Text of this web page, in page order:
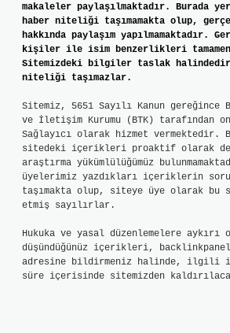
makaleler paylaşılmaktadır. Burada
haber niteliği taşımamakta olup,
hakkında paylaşım yapılmamaktadır.
kişiler ile isim benzerlikleri
Sitemizdeki bilgiler taslak
niteliği taşımazlar.
Sitemiz, 5651 Sayılı Kanun
ve İletişim Kurumu (BTK) tarafından
Sağlayıcı olarak hizmet vermektedir.
sitedeki içerikleri proaktif olarak
araştırma yükümlülüğümüz
üyelerimiz yazdıkları içeriklerin
taşımakta olup, siteye üye olarak bu
etmiş sayılırlar.
Hukuka ve yasal düzenlemelere aykırı
düşündüğünüz içerikleri,
adresine bildirmeniz halinde, ilgili
süre içerisinde sitemizden